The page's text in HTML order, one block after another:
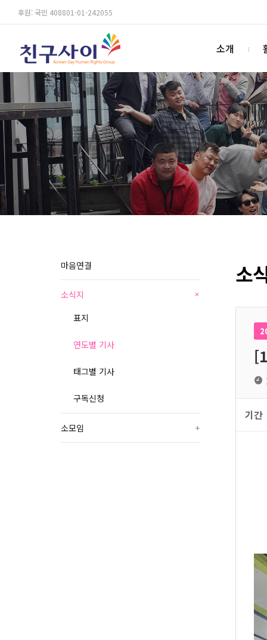
후원: 국민 408801-01-242055
소개
마음연결
소식지 +
표지
연도별 기사
태그별 기사
구독신청
소모임 +
소
기간